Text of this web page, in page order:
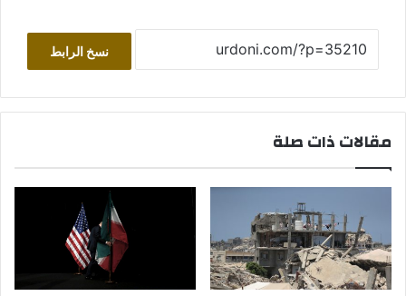
نسخ الرابط
مقالات ذات صلة